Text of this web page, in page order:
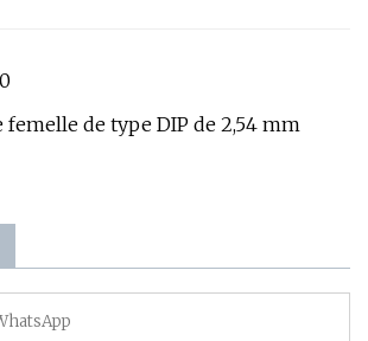
femelle de type DIP de 2,54 mm